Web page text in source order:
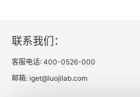
5．初始化
1.10.2 类加载器
联系我们：
客服电话: 400-0526-000
邮箱: iget@luojilab.com